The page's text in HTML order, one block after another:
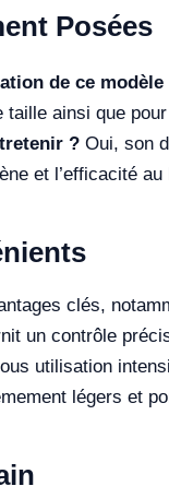
Posées
de ce modèle
taille ainsi que
? Oui, son
et l’efficacité
clés,
un contrôle
utilisation
légers et